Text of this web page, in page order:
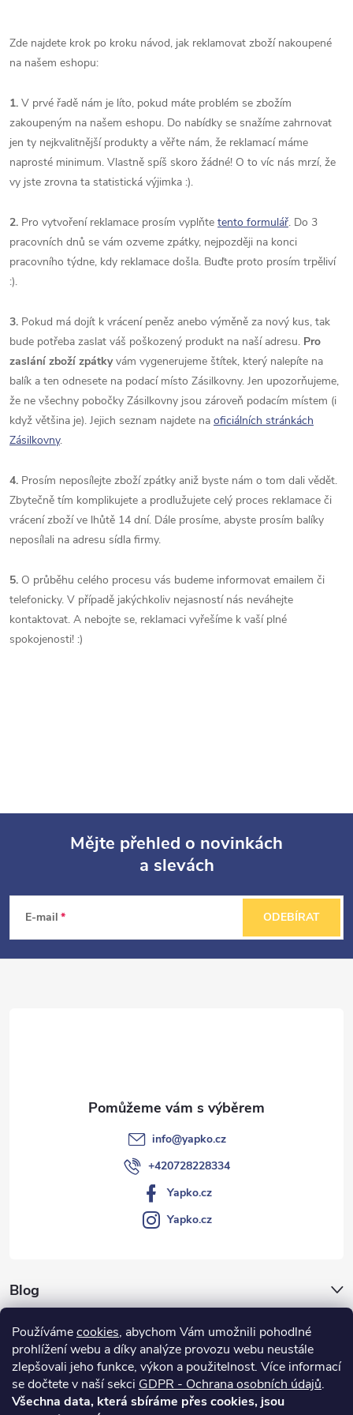
Používámecookies, abychom Vám umožnili pohodlné
prohlížení webu a díky analýze provozu webu neustále
zlepšovali jeho funkce, výkon a použitelnost. Více informací
se dočtete v naší sekci GDPR - Ochrana osobních údajů.
Všechna data, která sbíráme přes cookies, jsou
Zde najdete krok po kroku návod, jak reklamovat zboží nakoupené
na našem eshopu:
1. V prvé řadě nám je líto, pokud máte problém se zbožím
zakoupeným na našem eshopu. Do nabídky se snažíme zahrnovat
jen ty nejkvalitnější produkty a věřte nám, že reklamací máme
naprosté minimum. Vlastně spíš skoro žádné! O to víc nás mrzí, že
vy jste zrovna ta statistická výjimka :).
2. Pro vytvoření reklamace prosím vyplňte tento formulář. Do 3
pracovních dnů se vám ozveme zpátky, nejpozději na konci
pracovního týdne, kdy reklamace došla. Buďte proto prosím trpěliví
:).
3. Pokud má dojít k vrácení peněz anebo výměně za nový kus, tak
bude potřeba zaslat váš poškozený produkt na naší adresu. Pro
zaslání zboží zpátkyvám vygenerujeme štítek, který nalepíte na
balík a ten odnesete na podací místo Zásilkovny. Jen upozorňujeme,
že ne všechny pobočky Zásilkovny jsou zároveň podacím místem (i
když většina je). Jejich seznam najdete na oficiálních stránkách
Zásilkovny.
4. Prosím neposílejte zboží zpátky aniž byste nám o tom dali vědět.
Zbytečně tím komplikujete a prodlužujete celý proces reklamace či
vrácení zboží ve lhůtě 14 dní. Dále prosíme, abyste prosím balíky
neposílali na adresu sídla firmy.
5. O průběhu celého procesu vás budeme informovat emailem či
telefonicky. V případě jakýchkoliv nejasností nás neváhejte
kontaktovat. A nebojte se, reklamaci vyřešíme k vaší plné
spokojenosti! :)
p
Mějte přehled o novinkách
a slevách
E-mail ODEBÍRAT
Blog
Vše o nákupu
info@yapko.cz
+420728228334
Yapko.cz
Yapko.cz